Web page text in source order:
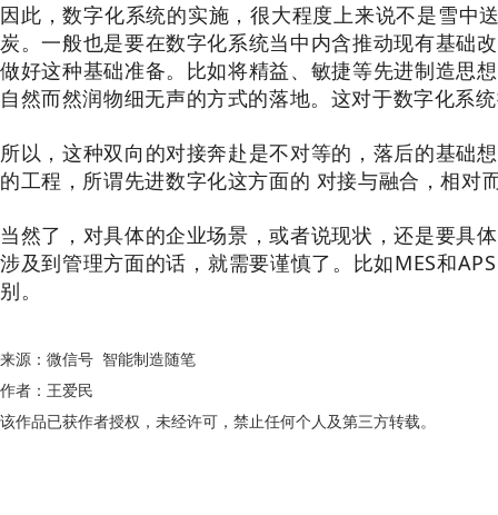
因此，数字化系统的实施，很大程度上来说不是雪中
炭。一般也是要在数字化系统当中内含推动现有基础
做好这种基础准备。比如将精益、敏捷等先进制造思
自然而然润物细无声的方式的落地。这对于数字化系
所以，这种双向的对接奔赴是不对等的，落后的基础
的工程，所谓先进数字化这方面的 对接与融合，相对
当然了，对具体的企业场景，或者说现状，还是要具
涉及到管理方面的话，就需要谨慎了。比如MES和
别。
来源：微信号 智能制造随笔
作者：王爱民
该作品已获作者授权，未经许可，禁止任何个人及第三方转载。